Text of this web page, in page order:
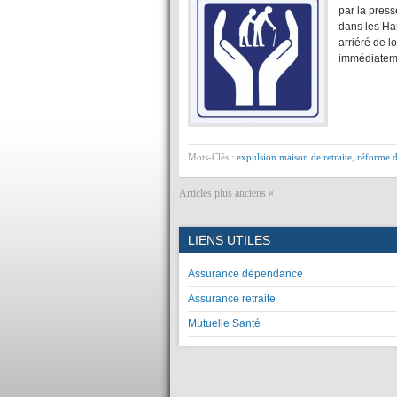
par la
dans les
arriéré de
Mots-Clés : expulsion maison de retraite réforme
Articles plus anciens «
LIENS UTILES
Assurance dépendance
Assurance retraite
Mutuelle Santé